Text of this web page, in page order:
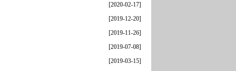
[2020-02-17]
[2019-12-20]
[2019-11-26]
[2019-07-08]
[2019-03-15]